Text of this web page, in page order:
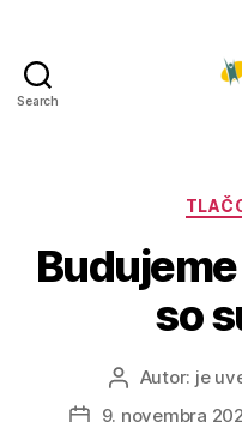
Search
so
AutorAutor: je
Dátum
9. novembra